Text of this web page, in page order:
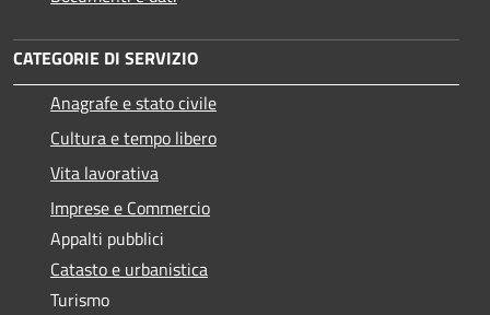
CATEGORIE DI SERVIZIO
Anagrafe e stato civile
Cultura e tempo libero
Vita lavorativa
Imprese e Commercio
Appalti pubblici
Catasto e urbanistica
Turismo